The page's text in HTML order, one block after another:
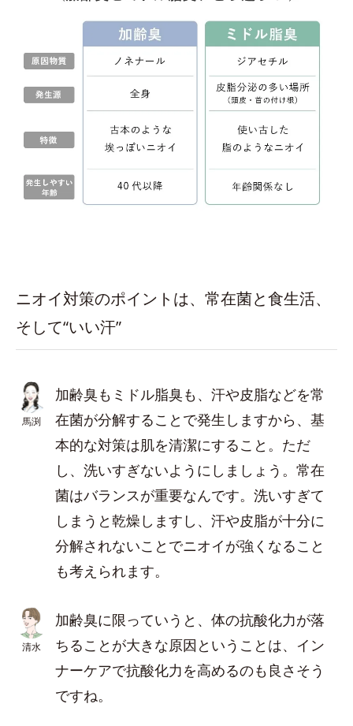
ニオイ対策のポイントは、常在菌と食生活、
そして“いい汗”
馬渕
加齢臭もミドル脂臭も、汗や皮脂などを常
在菌が分解することで発生しますから、基
本的な対策は肌を清潔にすること。ただ
し、洗いすぎないようにしましょう。常在
菌はバランスが重要なんです。洗いすぎて
しまうと乾燥しますし、汗や皮脂が十分に
分解されないことでニオイが強くなること
も考えられます。
清水
加齢臭に限っていうと、体の抗酸化力が落
ちることが大きな原因ということは、イン
ナーケアで抗酸化力を高めるのも良さそう
ですね。